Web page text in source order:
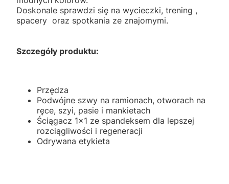
Doskonale sprawdzi się na wycieczki, trening ,
spacery oraz spotkania ze znajomymi.
Szczegóły produktu:
Przędza
Podwójne szwy na ramionach, otworach na
ręce, szyi, pasie i mankietach
Ściągacz 1x1 ze spandeksem dla lepszej
rozciągliwości i regeneracji
Odrywana etykieta